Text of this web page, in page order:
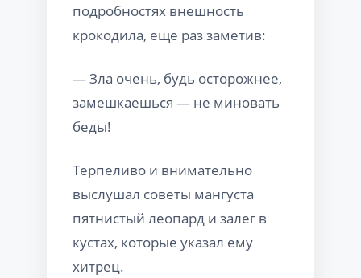
подробностях внешность
крокодила, еще раз заметив:
— Зла очень, будь осторожнее,
замешкаешься — не миновать
беды!
Терпеливо и внимательно
выслушал советы мангуста
пятнистый леопард и залег в
кустах, которые указал ему
хитрец.